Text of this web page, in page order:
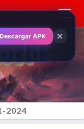
2024
Descargar APK